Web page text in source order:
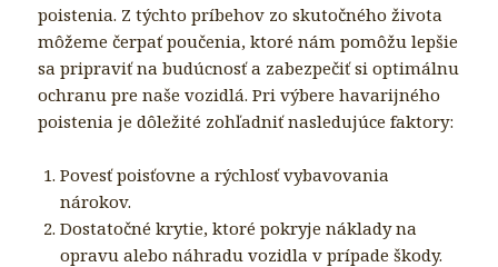
poistenia. Z týchto príbehov zo skutočného života
môžeme čerpať poučenia, ktoré nám pomôžu lepšie
sa pripraviť na budúcnosť a zabezpečiť si optimálnu
ochranu pre naše vozidlá. Pri výbere havarijného
poistenia je dôležité zohľadniť nasledujúce faktory:
Povesť poisťovne a rýchlosť vybavovania
nárokov.
Dostatočné krytie, ktoré pokryje náklady na
opravu alebo náhradu vozidla v prípade škody.